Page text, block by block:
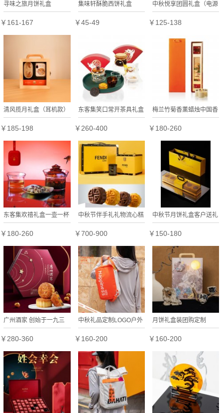
寻味之旅月饼礼盒
￥161-167
集味轩酥脆西饼礼盒
￥45-49
中秋悦享团圆礼盒（电源
礼盒）
￥125-138
清风揽月礼盒（耳机款）
￥185-198
东客集笑口常开茶具礼盒
盖碗一壶两杯茶叶罐商务
送礼中秋礼盒伴手礼
￥260-400
梅兰竹菊香薰蜡烛中国香
随手礼伴手礼商务礼品
￥180-260
东客集欢禧礼盒一壶一杯
茶具和车载香组合商务伴
手礼喜庆新年礼物
￥180-260
中秋节伴手礼礼物流心糕
点礼盒Fendi芬迪礼品送
女朋友长辈客户
￥700-900
中秋节月饼礼盒客户送礼
长辈糕点心企业商务伴手
礼品高档可定制
￥150-180
广州酒家 创始于一九三
五年月饼礼盒双蛋黄纯白
莲蓉五仁芝士流心奶黄流
￥280-360
中秋礼品定制LOGO户外
运动风格伴手礼团购实用
￥160-200
月饼礼盒装团购定制
LOGO公司企业中秋送礼
送客户员工福利
￥160-200